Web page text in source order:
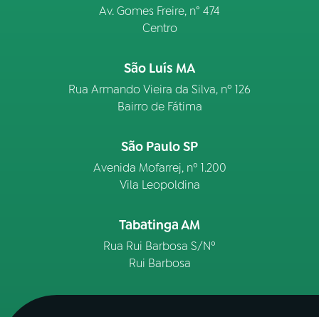
Av. Gomes Freire, n° 474
Centro
São Luís MA
Rua Armando Vieira da Silva, nº 126
Bairro de Fátima
São Paulo SP
Avenida Mofarrej, nº 1.200
Vila Leopoldina
Tabatinga AM
Rua Rui Barbosa S/Nº
Rui Barbosa